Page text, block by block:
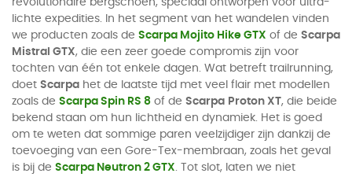
lichte expedities. In het segment van het wandelen vinden
we producten zoals de Scarpa Mojito Hike GTX of de Scarpa
Mistral GTX, die een zeer goede compromis zijn voor
tochten van één tot enkele dagen. Wat betreft trailrunning,
doet Scarpa het de laatste tijd met veel flair met modellen
zoals de Scarpa Spin RS 8 of de Scarpa Proton XT, die beide
bekend staan om hun lichtheid en dynamiek. Het is goed
om te weten dat sommige paren veelzijdiger zijn dankzij de
toevoeging van een Gore-Tex-membraan, zoals het geval
is bij de Scarpa Neutron 2 GTX . Tot slot, laten we niet